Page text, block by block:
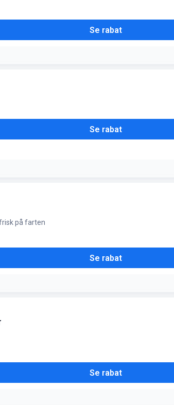
Se rabat
Se rabat
leveringsomkostningerne helt automatisk
på farten
Se rabat
Se rabat